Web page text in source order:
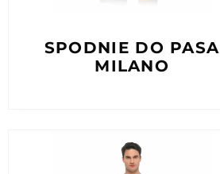
SPODNIE DO PASA
MILANO